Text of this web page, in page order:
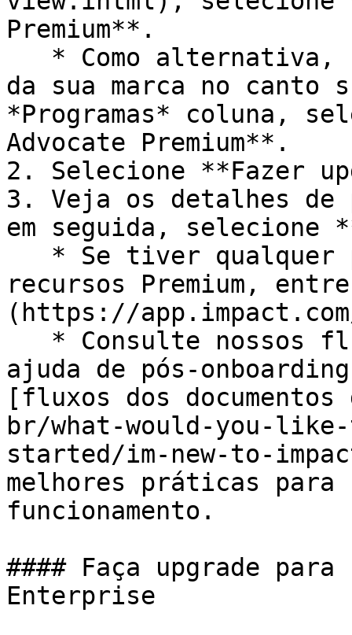
Premium**.
da sua marca no canto
*Programas* coluna,
Advocate Premium**.
2. Selecione **Fazer
3. Veja os detalhes de
em seguida, selecione
recursos Premium,
(https://
ajuda de pós-
[fluxos dos
br/what-would-you-
started/im-new-to-
melhores práticas para
funcionamento.
#### Faça upgrade para
Enterprise